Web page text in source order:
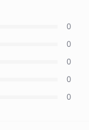
0
0
0
0
0